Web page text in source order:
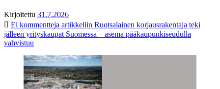
Kirjoitettu 31.7.2026
Ei kommentteja artikkeliin Ruotsalainen korjausrakentaja teki
jälleen yrityskaupat Suomessa – asema pääkaupunkiseudulla
vahvistuu